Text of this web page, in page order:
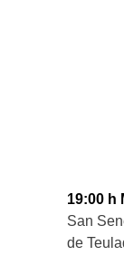
19:00 h
San
de